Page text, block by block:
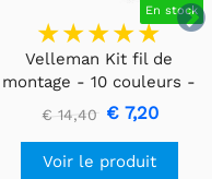

En stock
Velleman Kit fil de
montage - 10 couleurs -
60m - multiconducteur
€ 14,40 € 7,20
Voir le produit